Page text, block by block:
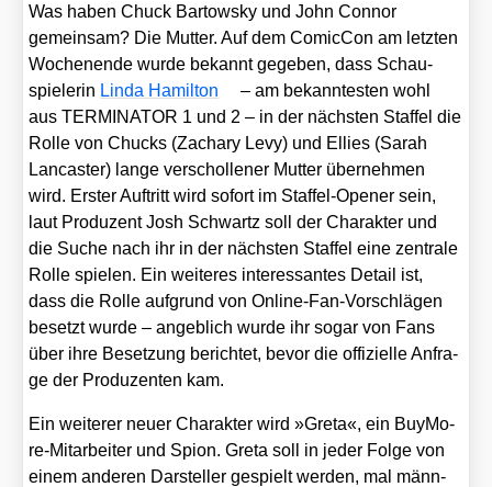
Was haben Chuck Bar­tow­sky und John Con­nor
gemein­sam? Die Mut­ter. Auf dem Comic­Con am letz­ten
Wochen­en­de wur­de bekannt gege­ben, dass Schau­
spie­le­rin Lin­da Hamil­ton
– am bekann­tes­ten wohl
aus TERMINATOR 1 und 2 – in der nächs­ten Staf­fel die
Rol­le von Chucks (Zacha­ry Levy) und Ellies (Sarah
Lan­cas­ter) lan­ge ver­schol­le­ner Mut­ter über­neh­men
wird. Ers­ter Auf­tritt wird sofort im Staf­fel-Ope­ner sein,
laut Pro­du­zent Josh Schwartz soll der Cha­rak­ter und
die Suche nach ihr in der nächs­ten Staf­fel eine zen­tra­le
Rol­le spie­len. Ein wei­te­res inter­es­san­tes Detail ist,
dass die Rol­le auf­grund von Online-Fan-Vor­schlä­gen
besetzt wur­de – angeb­lich wur­de ihr sogar von Fans
über ihre Beset­zung berich­tet, bevor die offi­zi­el­le Anfra­
ge der Pro­du­zen­ten kam.
Ein wei­te­rer neu­er Cha­rak­ter wird »Gre­ta«, ein Buy­Mo­
re-Mit­ar­bei­ter und Spi­on. Gre­ta soll in jeder Fol­ge von
einem ande­ren Dar­stel­ler gespielt wer­den, mal männ­